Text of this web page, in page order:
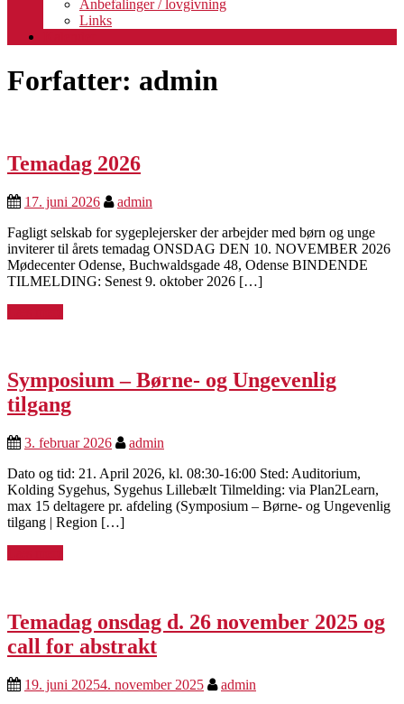
Anbefalinger / lovgivning
Links
Forfatter: admin
Temadag 2026
17. juni 2026
admin
Fagligt selskab for sygeplejersker der arbejder med børn og unge
inviterer til årets temadag ONSDAG DEN 10. NOVEMBER 2026
Mødecenter Odense, Buchwaldsgade 48, Odense BINDENDE
TILMELDING: Senest 9. oktober 2026 […]
Symposium – Børne- og Ungevenlig
tilgang
3. februar 2026
admin
Dato og tid: 21. April 2026, kl. 08:30-16:00 Sted: Auditorium,
Kolding Sygehus, Sygehus Lillebælt Tilmelding: via Plan2Learn,
max 15 deltagere pr. afdeling (Symposium – Børne- og Ungevenlig
tilgang | Region […]
Temadag onsdag d. 26 november 2025 og
call for abstrakt
19. juni 20254. november 2025
admin